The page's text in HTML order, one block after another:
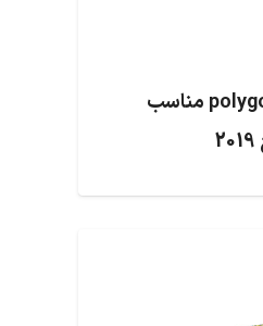
برچسب تزئینی طرحpolygon15 مناسب